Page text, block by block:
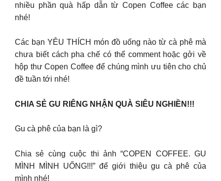
nhiều phần quà hấp dẫn từ Copen Coffee các bạn
nhé!
Các bạn YÊU THÍCH món đồ uống nào từ cà phê mà
chưa biết cách pha chế có thể comment hoặc gởi về
hộp thư Copen Coffee để chúng mình ưu tiên cho chủ
đề tuần tới nhé!
CHIA SẺ GU RIÊNG NHẬN QUÀ SIÊU NGHIỀN!!!
Gu cà phê của bạn là gì?
Chia sẻ cùng cuộc thi ảnh “COPEN COFFEE. GU
MÌNH MÌNH UỐNG!!!” để giới thiệu gu cà phê của
mình nhé!